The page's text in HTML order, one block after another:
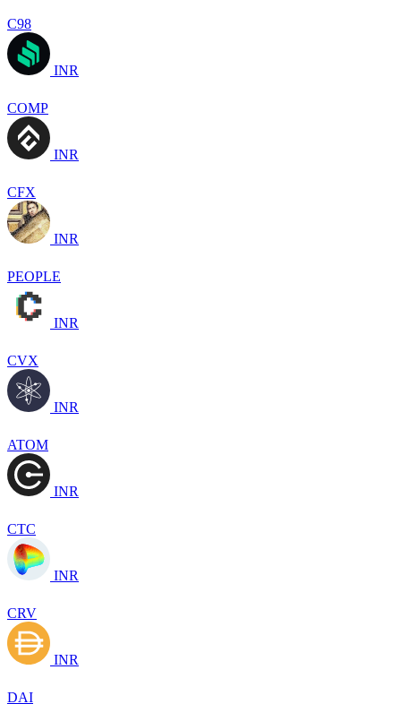
C98
INR
COMP
INR
CFX
INR
PEOPLE
INR
CVX
INR
ATOM
INR
CTC
INR
CRV
INR
DAI